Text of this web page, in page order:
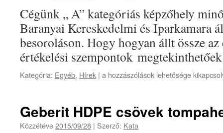
Cégünk „ A” kategóriás képzőhely
Baranyai Kereskedelmi és Iparkamara
besoroláson. Hogy hogyan állt össze az
értékelési szempontok
Kategória: Egyéb, Hírek | a hozzászólások lehetősége
Geberit HDPE csövek
Közzétéve2015/09/28 | Szerző: Kata